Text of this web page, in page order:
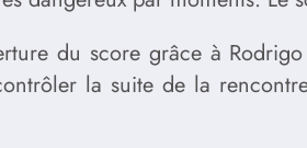
du score grâce à
la suite de la